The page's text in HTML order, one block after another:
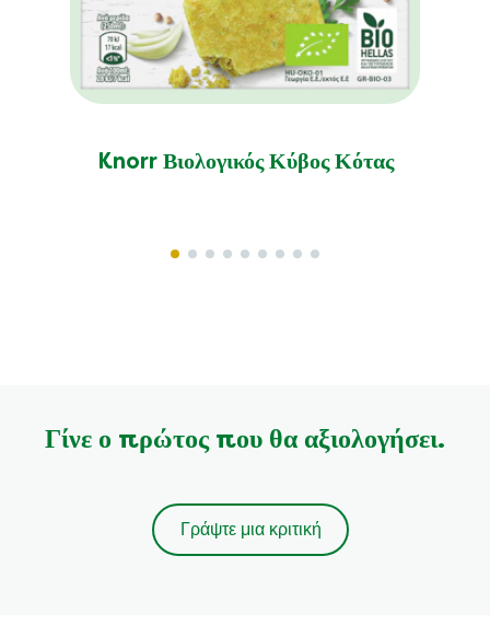
Knorr Βιολογικός Κύβος Κότας
Γίνε ο πρώτος που θα αξιολογήσει.
Γράψτε μια κριτική